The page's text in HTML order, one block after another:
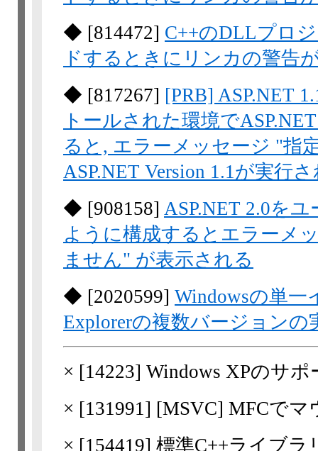
◆ [814472] C++のDLLプロ
ドするときにリンカの警告
◆ [817267] [PRB] ASP.NET
トールされた環境で
ると, エラーメッセージ "指
ASP.NET Version 1.1が実行
◆ [908158] ASP.NET 2.0を
ように構成するとエラーメ
ません" が表示される
◆ [2020599] Windowsの単一
Explorerの複数バージョン
× [14223] Windows XPのサ
× [131991] [MSVC] MFCでマ
× [154419] 標準C++ライブラ